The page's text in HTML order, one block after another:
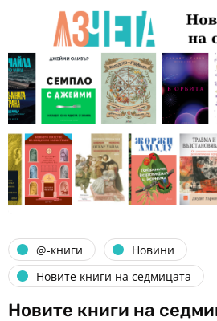
@-книги
Новини
Новите книги на седмицата
Новите книги на